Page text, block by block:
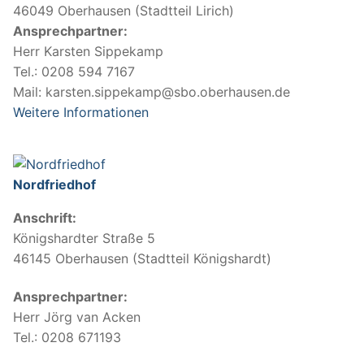
46049 Oberhausen (Stadtteil Lirich)
Ansprechpartner:
Herr Karsten Sippekamp
Tel.: 0208 594 7167
Mail: karsten.sippekamp@sbo.oberhausen.de
Weitere Informationen
Nordfriedhof
Anschrift:
Königshardter Straße 5
46145 Oberhausen (Stadtteil Königshardt)
Ansprechpartner:
Herr Jörg van Acken
Tel.: 0208 671193